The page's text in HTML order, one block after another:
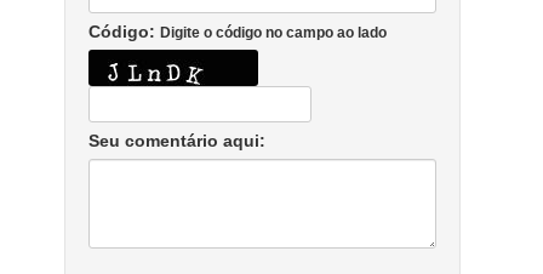
Código: Digite o código no campo ao lado
Seu comentário aqui: